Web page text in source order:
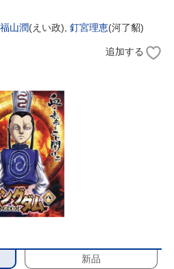
福山潤(えい政), 釘宮理恵(河了貂)
追加する
新品